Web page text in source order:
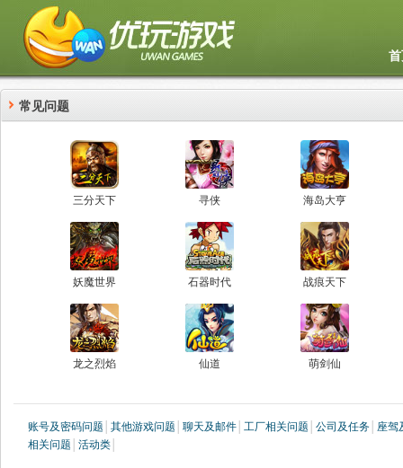
常见问题
三分天下 寻侠 海岛大亨
妖魔世界 石器时代 战痕天下
龙之烈焰 仙道 萌剑仙
账号及密码问题 其他游戏问题 聊天及邮件 工厂相关问题 公司及任务
座驾
相关问题
活动类